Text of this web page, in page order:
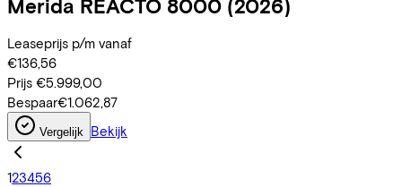
Merida REACTO 8000 (2026)
Leaseprijs p/m vanaf
€136,56
Prijs €5.999,00
Bespaar€1.062,87
Vergelijk Bekijk
123456